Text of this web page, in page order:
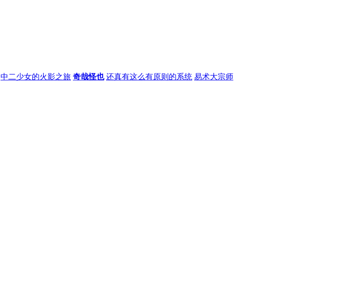
中二少女的火影之旅 奇哉怪也 还真有这么有原则的系统 易术大宗师